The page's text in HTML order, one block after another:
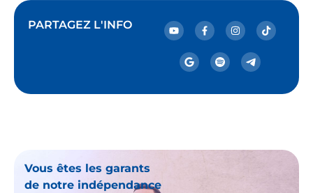
PARTAGEZ L'INFO
Vous êtes les garants
de notre indépendance